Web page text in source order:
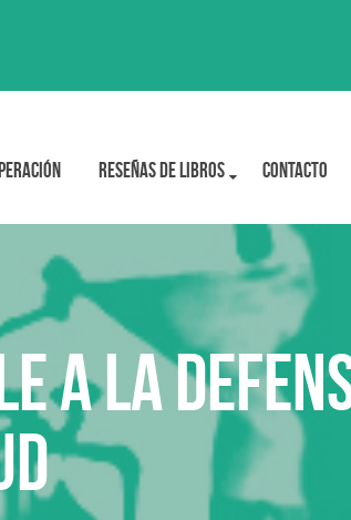
Reseñas de libros Contacto
a la